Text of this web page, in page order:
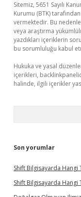
Sitemiz, 5651 Sayılı
Kurumu (BTK)
vermektedir. Bu
veya araştırma
yazdıkları içeriklerin
bu sorumluluğu kabul
Hukuka ve yasal
içerikleri,
halinde, ilgili içerikler
Son yorumlar
Shift Bilgisayarda Hangi
Shift Bilgisayarda Hangi